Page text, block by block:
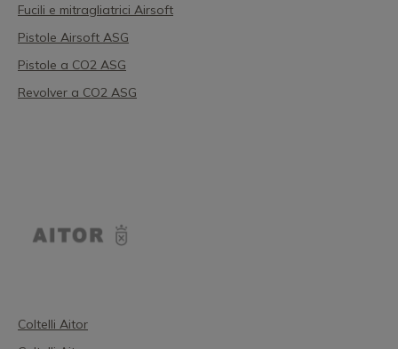
Fucili e mitragliatrici Airsoft
Pistole Airsoft ASG
Pistole a CO2 ASG
Revolver a CO2 ASG
Coltelli Aitor